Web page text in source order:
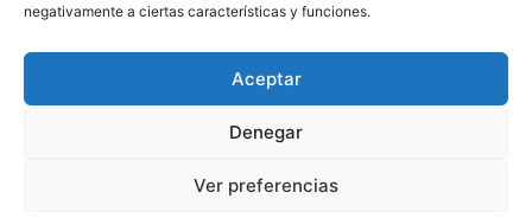
negativamente a ciertas características y funciones.
Aceptar
Denegar
Ver preferencias
CONTACTA CON NOSOTROS